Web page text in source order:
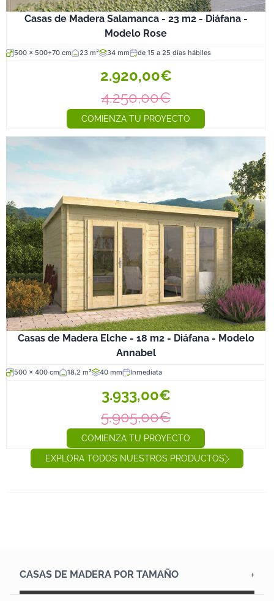
Casas de Madera Salamanca - 23 m2 - Diáfana -
Modelo Rose
500 x 500+70 cm 23 m² 34 mm de 15 a 25 días hábiles
2.920,00€
4.250,00€
COMIENZA TU PROYECTO
Casas de Madera Elche - 18 m2 - Diáfana - Modelo
Annabel
500 x 400 cm 18.2 m² 40 mm Inmediata
3.933,00€
5.905,00€
COMIENZA TU PROYECTO
EXPLORA TODOS NUESTROS PRODUCTOS
CASAS DE MADERA POR TAMAÑO
Casas hasta 12 m²
Casas de 12 a 20 m²